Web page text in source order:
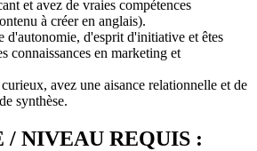
et avez de vraies compétences
à créer en anglais).
d'autonomie, d'esprit d'initiative et êtes
connaissances en marketing et
avez une aisance relationnelle et de
synthèse.
/ NIVEAU REQUIS :